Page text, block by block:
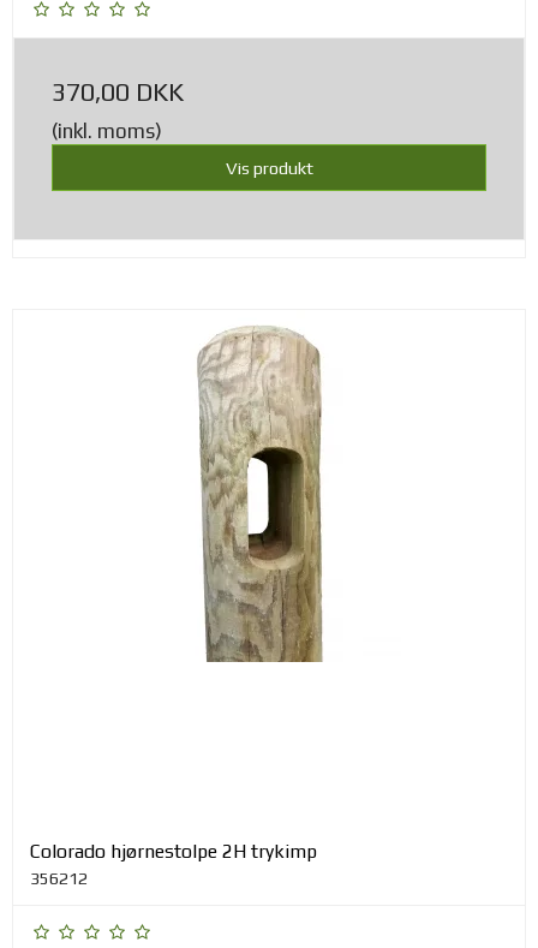
370,00 DKK
(inkl. moms)
Vis produkt
Colorado hjørnestolpe 2H trykimp
356212